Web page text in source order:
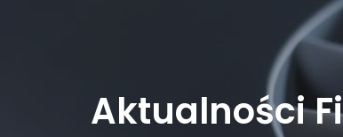
Aktualności